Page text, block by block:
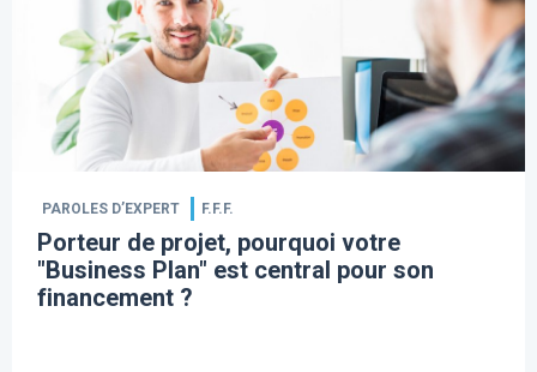
PAROLES D’EXPERT F.F.F.
Porteur de projet, pourquoi votre
"Business Plan" est central pour son
financement ?